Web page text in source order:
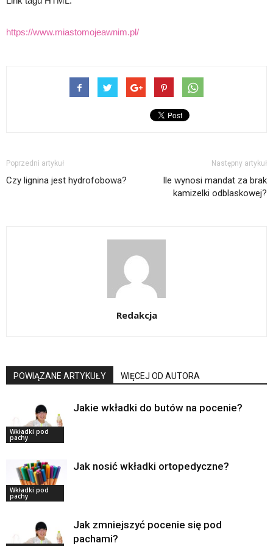
https://www.miastomojeawnim.pl/
Poprzedni artykuł
Czy lignina jest hydrofobowa?
Następny artykuł
Ile wynosi mandat za brak
kamizelki odblaskowej?
Redakcja
POWIĄZANE ARTYKUŁY WIĘCEJ OD AUTORA
Wkładki pod
pachy
Jakie wkładki do butów na pocenie?
Wkładki pod
pachy
Jak nosić wkładki ortopedyczne?
Jak zmniejszyć pocenie się pod
pachami?